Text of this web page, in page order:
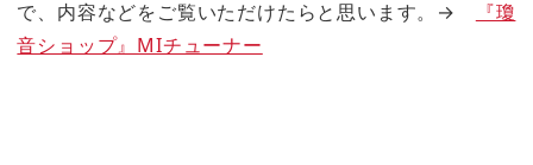
で、内容などをご覧いただけたらと思います。→
『瓊
音ショップ』MIチューナー